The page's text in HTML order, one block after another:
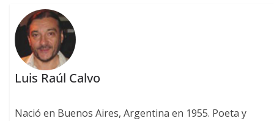
Luis Raúl Calvo
Nació en Buenos Aires, Argentina en 1955. Poeta y